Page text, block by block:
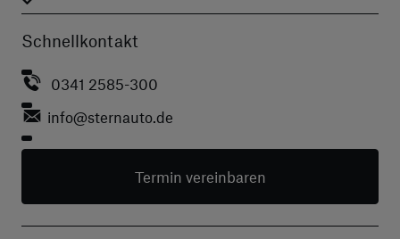
Schnellkontakt
0341 2585-300
info@sternauto.de
Termin vereinbaren